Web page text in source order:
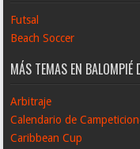
Futsal
Beach Soccer
MÁS TEMAS EN BALOMPIÉ
Arbitraje
Calendario de
Caribbean Cup